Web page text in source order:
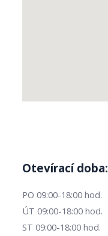
Otevírací doba:
PO 09:00-18:00 hod.
ÚT 09:00-18:00 hod.
ST 09:00-18:00 hod.